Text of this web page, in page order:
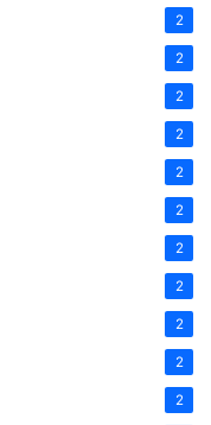
2
2
2
2
2
2
2
2
2
2
2